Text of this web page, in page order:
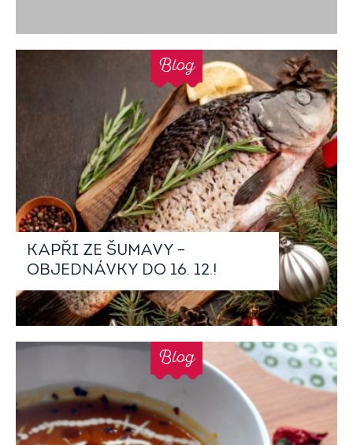
KAPŘI ZE ŠUMAVY –
OBJEDNÁVKY DO 16. 12.!
Blog
Blog